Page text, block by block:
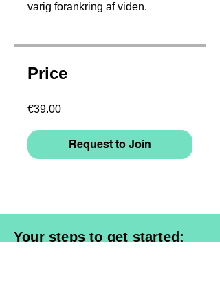
varig forankring af viden.
Price
€39.00
Request to Join
Your steps to get started: